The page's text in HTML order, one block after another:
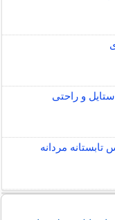
و راحتی
مردانه